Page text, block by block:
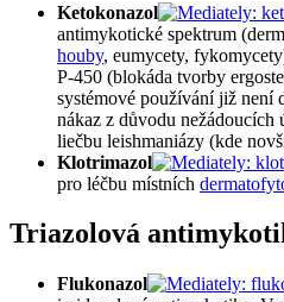
Ketokonazol
antimykotické spektrum
houby, eumycety,
P-450 (blokáda tvorby
systémové používání již není
nákaz z důvodu nežádoucích
liečbu leishmaniázy (kde
Klotrimazol
pro léčbu místních
Triazolová
Flukonazol